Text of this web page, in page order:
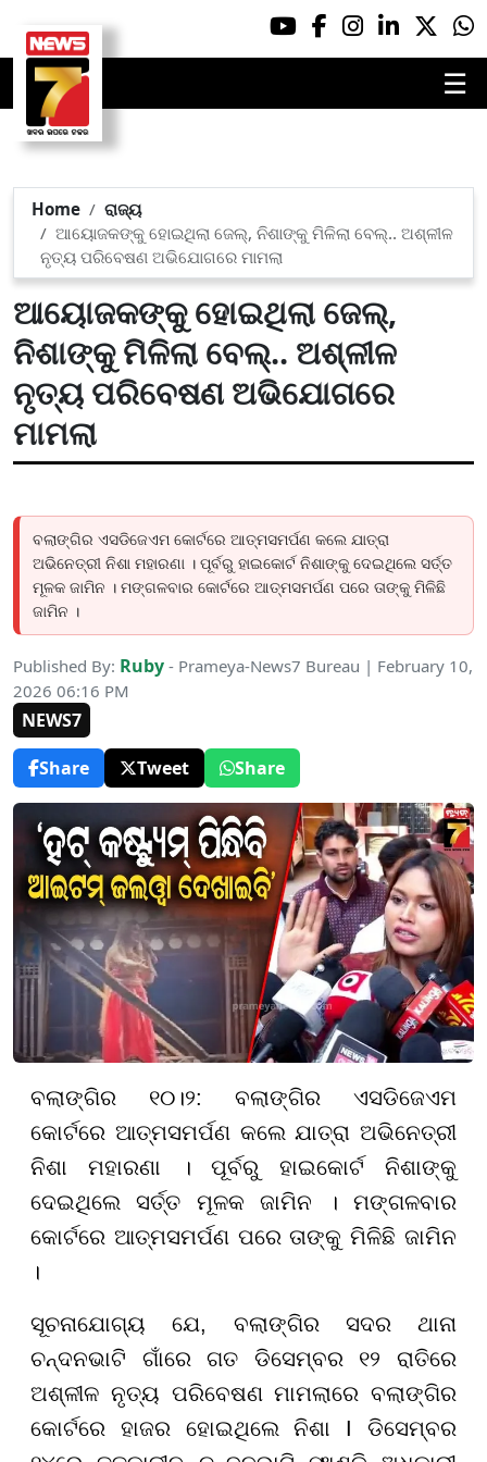
☰
Home
ରାଜ୍ୟ
ଆୟୋଜକଙ୍କୁ ହୋଇଥିଲା ଜେଲ୍, ନିଶାଙ୍କୁ ମିଳିଲା ବେଲ୍.. ଅଶ୍ଳୀଳ
ନୃତ୍ୟ ପରିବେଷଣ ଅଭିଯୋଗରେ ମାମଲା
ଆୟୋଜକଙ୍କୁ ହୋଇଥିଲା ଜେଲ୍,
ନିଶାଙ୍କୁ ମିଳିଲା ବେଲ୍.. ଅଶ୍ଳୀଳ
ନୃତ୍ୟ ପରିବେଷଣ ଅଭିଯୋଗରେ
ମାମଲା
ବଲାଙ୍ଗିର ଏସଡିଜେଏମ କୋର୍ଟରେ ଆତ୍ମସମର୍ପଣ କଲେ ଯାତ୍ରା
ଅଭିନେତ୍ରୀ ନିଶା ମହାରଣା । ପୂର୍ବରୁ ହାଇକୋର୍ଟ ନିଶାଙ୍କୁ ଦେଇଥିଲେ ସର୍ତ୍ତ
ମୂଳକ ଜାମିନ । ମଙ୍ଗଳବାର କୋର୍ଟରେ ଆତ୍ମସମର୍ପଣ ପରେ ତାଙ୍କୁ ମିଳିଛି
ଜାମିନ ।
Published By: Ruby - Prameya-News7 Bureau | February 10,
2026 06:16 PM
NEWS7
Share
Tweet Share
ବଲାଙ୍ଗିର ୧୦।୨: ବଲାଙ୍ଗିର ଏସଡିଜେଏମ
କୋର୍ଟରେ ଆତ୍ମସମର୍ପଣ କଲେ ଯାତ୍ରା ଅଭିନେତ୍ରୀ
ନିଶା ମହାରଣା । ପୂର୍ବରୁ ହାଇକୋର୍ଟ ନିଶାଙ୍କୁ
ଦେଇଥିଲେ ସର୍ତ୍ତ ମୂଳକ ଜାମିନ । ମଙ୍ଗଳବାର
କୋର୍ଟରେ ଆତ୍ମସମର୍ପଣ ପରେ ତାଙ୍କୁ ମିଳିଛି ଜାମିନ
।
ସୂଚନାଯୋଗ୍ୟ ଯେ, ବଲାଙ୍ଗିର ସଦର ଥାନା
ଚନ୍ଦନଭାଟି ଗାଁରେ ଗତ ଡିସେମ୍ବର ୧୨ ରାତିରେ
ଅଶ୍ଳୀଳ ନୃତ୍ୟ ପରିବେଷଣ ମାମଲାରେ ବଲାଙ୍ଗିର
କୋର୍ଟରେ ହାଜର ହୋଇଥିଲେ ନିଶା I ଡିସେମ୍ବର